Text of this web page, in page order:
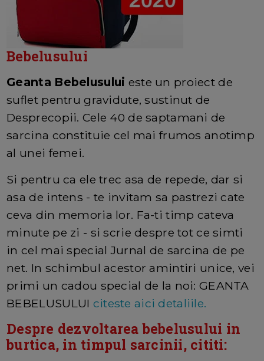
Bebelusului
Geanta Bebelusului este un proiect de
suflet pentru gravidute, sustinut de
Desprecopii. Cele 40 de saptamani de
sarcina constituie cel mai frumos anotimp
al unei femei.
Si pentru ca ele trec asa de repede, dar si
asa de intens - te invitam sa pastrezi cate
ceva din memoria lor. Fa-ti timp cateva
minute pe zi - si scrie despre tot ce simti
in cel mai special Jurnal de sarcina de pe
net. In schimbul acestor amintiri unice, vei
primi un cadou special de la noi: GEANTA
BEBELUSULUI citeste aici detaliile.
Despre dezvoltarea bebelusului in
burtica, in timpul sarcinii, cititi: